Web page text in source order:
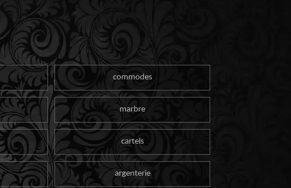
commodes
marbre
cartels
argenterie